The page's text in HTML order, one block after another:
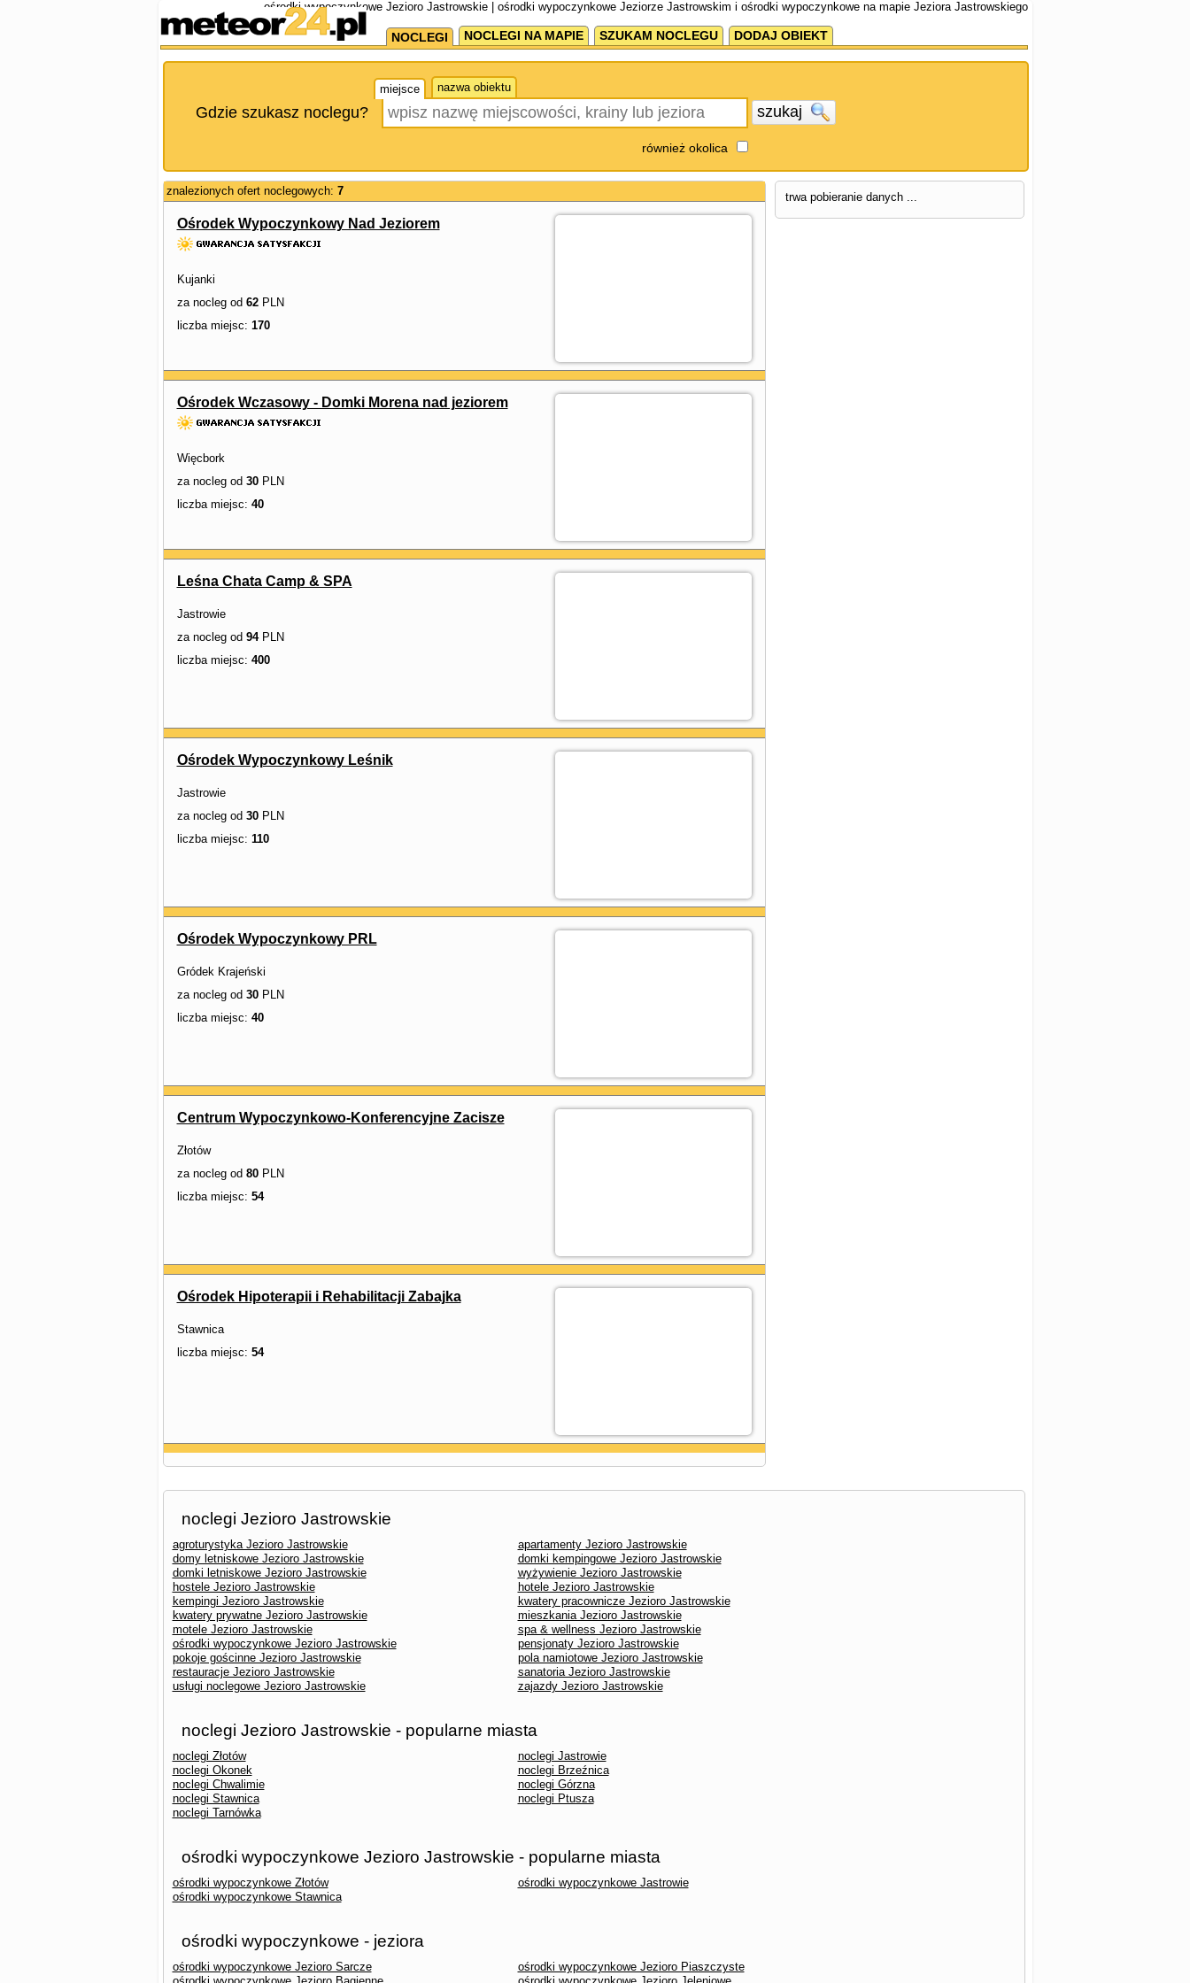
ośrodki wypoczynkowe Jezioro Jastrowskie | ośrodki wypoczynkowe Jeziorze Jastrowskim i ośrodki wypoczynkowe na mapie Jeziora Jastrowskiego
NOCLEGI NOCLEGI NA MAPIE SZUKAM NOCLEGU DODAJ OBIEKT
miejsce nazwa obiektu
Gdzie szukasz noclegu? szukaj
również okolica
znalezionych ofert noclegowych: 7
Ośrodek Wypoczynkowy Nad Jeziorem
Kujanki
za nocleg od 62PLN
liczba miejsc: 170
Ośrodek Wczasowy - Domki Morena nad jeziorem
Więcbork
za nocleg od 30PLN
liczba miejsc: 40
Leśna Chata Camp & SPA
Jastrowie
za nocleg od 94PLN
liczba miejsc: 400
Ośrodek Wypoczynkowy Leśnik
Jastrowie
za nocleg od 30PLN
liczba miejsc: 110
Ośrodek Wypoczynkowy PRL
Gródek Krajeński
za nocleg od 30PLN
liczba miejsc: 40
Centrum Wypoczynkowo-Konferencyjne Zacisze
Złotów
za nocleg od 80PLN
liczba miejsc: 54
Ośrodek Hipoterapii i Rehabilitacji Zabajka
Stawnica
liczba miejsc: 54
trwa pobieranie danych ...
noclegi Jezioro Jastrowskie
agroturystyka Jezioro Jastrowskie
apartamenty Jezioro Jastrowskie
domy letniskowe Jezioro Jastrowskie
domki kempingowe Jezioro Jastrowskie
domki letniskowe Jezioro Jastrowskie
wyżywienie Jezioro Jastrowskie
hostele Jezioro Jastrowskie
hotele Jezioro Jastrowskie
kempingi Jezioro Jastrowskie
kwatery pracownicze Jezioro Jastrowskie
kwatery prywatne Jezioro Jastrowskie
mieszkania Jezioro Jastrowskie
motele Jezioro Jastrowskie
spa & wellness Jezioro Jastrowskie
ośrodki wypoczynkowe Jezioro Jastrowskie
pensjonaty Jezioro Jastrowskie
pokoje gościnne Jezioro Jastrowskie
pola namiotowe Jezioro Jastrowskie
restauracje Jezioro Jastrowskie
sanatoria Jezioro Jastrowskie
usługi noclegowe Jezioro Jastrowskie
zajazdy Jezioro Jastrowskie
noclegi Jezioro Jastrowskie - popularne miasta
noclegi Złotów
noclegi Jastrowie
noclegi Okonek
noclegi Brzeźnica
noclegi Chwalimie
noclegi Górzna
noclegi Stawnica
noclegi Ptusza
noclegi Tarnówka
ośrodki wypoczynkowe Jezioro Jastrowskie - popularne miasta
ośrodki wypoczynkowe Złotów
ośrodki wypoczynkowe Jastrowie
ośrodki wypoczynkowe Stawnica
ośrodki wypoczynkowe - jeziora
ośrodki wypoczynkowe Jezioro Sarcze
ośrodki wypoczynkowe Jezioro Piaszczyste